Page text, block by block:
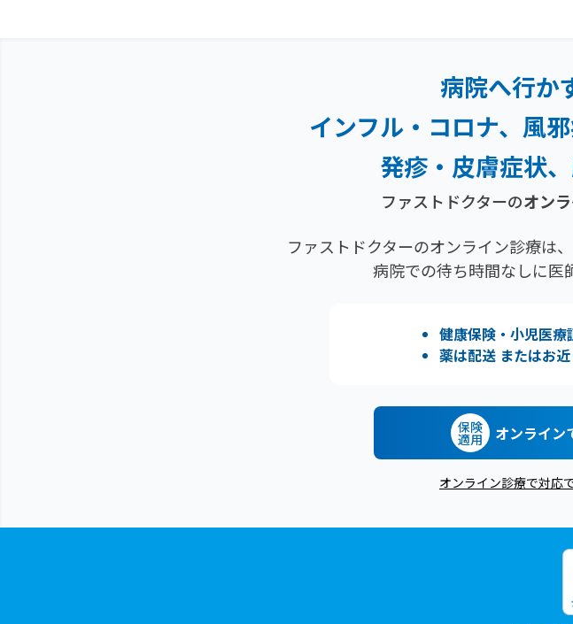
病院へ行か
インフル・コロナ、風邪
発疹・ 皮膚症状
ファストドクターのオン
ファストドクターのオンライン診療は
病院での待ち時間なしに医
健康保険・小児医療
薬は配送 またはお
保険
適用 オンライン
オンライン診療で対応